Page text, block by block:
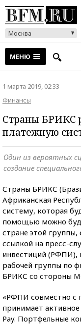
Москва
МЕНЮ
1 марта 2019, 02:33
Финансы
Страны БРИКС
платежную
Один из вероятных
создание
Страны БРИКС
Африканская
систему, которая
помощью можно
стране этой группы,
ссылкой на пресс-
инвестиций (РФПИ),
рабочей группы по
БРИКС со стороны
«РФПИ совместно с
принимает активное
Pay. Портфельные